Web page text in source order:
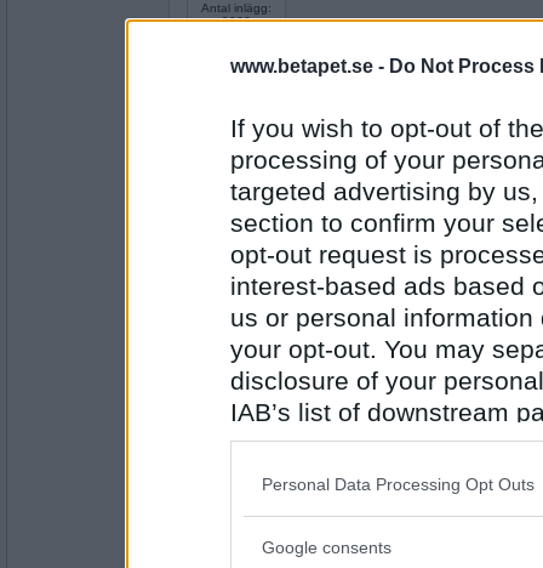
www.betapet.se - Do Not Process
If you wish to opt-out of
processing of your
targeted advertising by
section to confirm your
opt-out request is
interest-based ads based
us or personal
your opt-out. You may
disclosure of your
IAB’s list of downstream
also be disclosed by us
Downstream Participants
Please note that this
Personal Data Processing Opt Outs
Google consents
Antal inlägg:
8262
RandigaRutan
Antal inlägg:
2873
Antal inlägg:
8262